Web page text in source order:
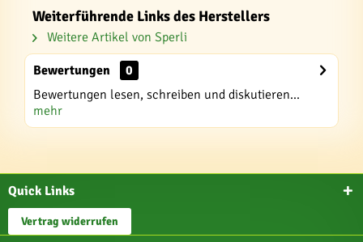
Weiterführende Links des Herstellers
Weitere Artikel von Sperli
Bewertungen
0
Bewertungen lesen, schreiben und diskutieren...
mehr
Quick Links
Vertrag widerrufen